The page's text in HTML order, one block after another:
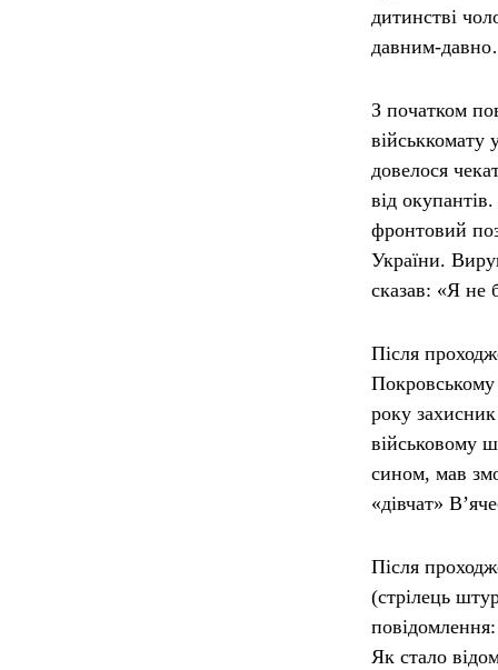
дитинстві
давним-
З початком
військкомату
довелося
від
фронтовий
України.
сказав: «Я не
Після
року
військовому
сином, мав
«дівчат»
Після
(стрілець
Як стало